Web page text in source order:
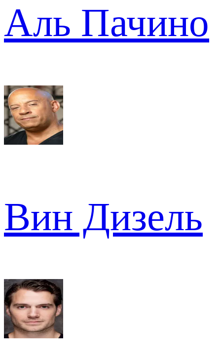
Аль Пачино
Вин Дизель